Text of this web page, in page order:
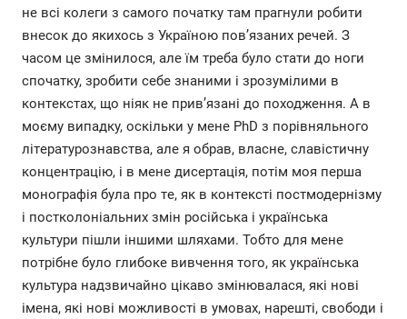
не всі колеги з самого початку там прагнули робити
внесок до якихось з Україною пов’язаних речей. З
часом це змінилося, але їм треба було стати до ноги
спочатку, зробити себе знаними і зрозумілими в
контекстах, що ніяк не прив’язані до походження. А в
моєму випадку, оскільки у мене PhD з порівняльного
літературознавства, але я обрав, власне, славістичну
концентрацію, і в мене дисертація, потім моя перша
монографія була про те, як в контексті постмодернізму
і постколоніальних змін російська і українська
культури пішли іншими шляхами. Тобто для мене
потрібне було глибоке вивчення того, як українська
культура надзвичайно цікаво змінювалася, які нові
імена, які нові можливості в умовах, нарешті, свободи і